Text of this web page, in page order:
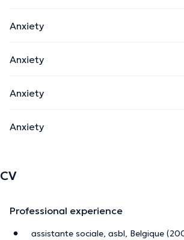
information.
Anxiety
Anxiety
Anxiety
Anxiety
CV
Professional experience
assistante sociale, asbl, Belgique